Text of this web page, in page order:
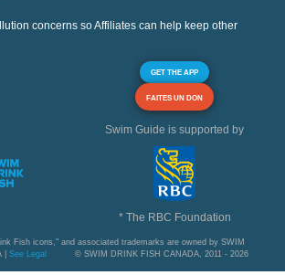
concerns so Affiliates can help keep other
GET THE APP
FAITES UN DON
Swim Guide is supported by
* The RBC Foundation
Fish icons," and associated trademarks are owned by SWIM
| See Legal © SWIM DRINK FISH CANADA, 2011 - 2026